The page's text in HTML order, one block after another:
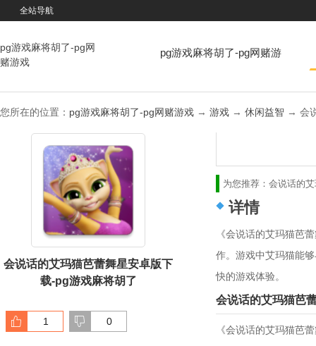
全站导航
pg游戏麻将胡了-pg网
赌游戏
pg游戏麻将胡了-pg网赌游
您所在的位置： pg游戏麻将胡了-pg网赌游戏 → 游戏 → 休闲益智 → 会
会说话的艾玛猫芭蕾舞星安卓版下
载-pg游戏麻将胡了
1 0
为您推荐： 会说话的
详情
《会说话的艾玛猫芭
作。游戏中艾玛猫能
快的游戏体验。
会说话的艾玛猫芭
《会说话的艾玛猫芭